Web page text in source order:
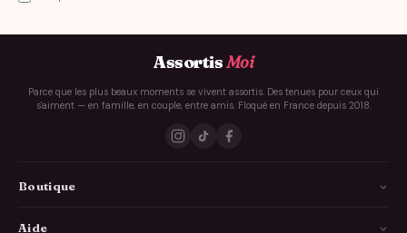
AssortisMoi
Parce que les plus beaux moments se vivent assortis. Des tenues pour ceux qui
s'aiment — en famille, en couple, entre amis. Floqué en France depuis 2018.
Boutique
Aide